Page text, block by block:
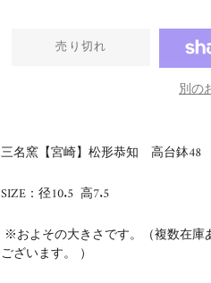
売り切れ
別の
三名窯【宮崎】松形恭知 高台鉢48
SIZE：径10.5 高7.5
※およその大きさです。（複数在庫
ございます。 ）